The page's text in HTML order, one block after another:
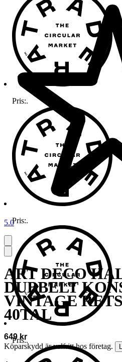
5.0
ART DECO
DUBBELT
VINTAGE
40TAL
649 kr
Köparskydd är valfritt hos företag.
Pris:.
Pris:.
Pris:.